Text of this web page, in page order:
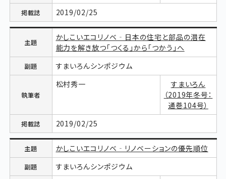
2019/02/25
かしこいエコリノベ‐日本の住宅と部品の潜在
能力を解き放つ「つくる」から「つかう」へ
すまいろんシンポジウム
松村秀一
すまいろん
（2019年冬号：
通巻104号）
2019/02/25
かしこいエコリノベ‐リノベーションの優先順位
すまいろんシンポジウム